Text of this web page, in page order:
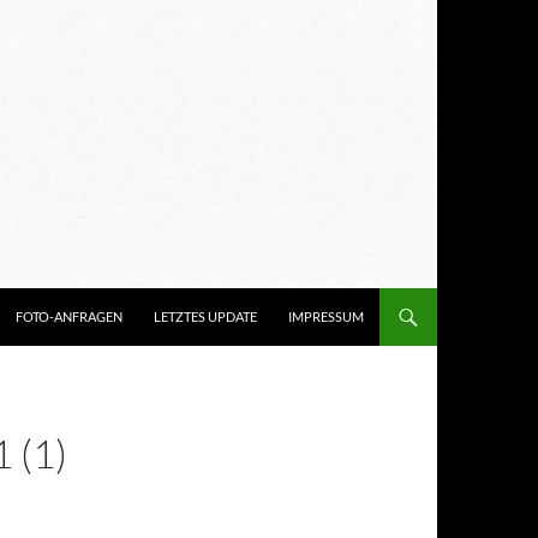
FOTO-ANFRAGEN LETZTES UPDATE IMPRESSUM
(1)